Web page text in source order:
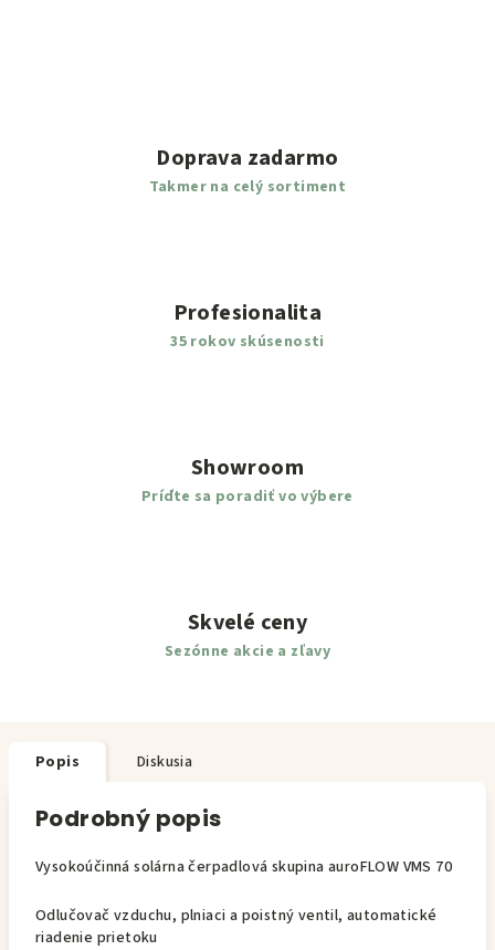
Doprava zadarmo
Takmer na celý sortiment
Profesionalita
35 rokov skúsenosti
Showroom
Príďte sa poradiť vo výbere
Skvelé ceny
Sezónne akcie a zľavy
Popis Diskusia
Podrobný popis
Vysokoúčinná solárna čerpadlová skupina auroFLOW VMS 70
Odlučovač vzduchu, plniaci a poistný ventil, automatické
riadenie prietoku